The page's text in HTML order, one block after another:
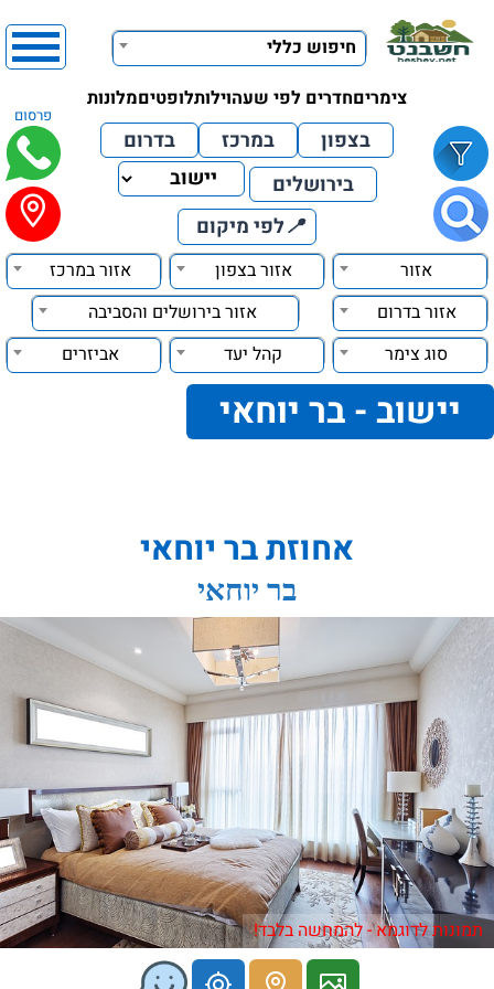
חיפוש כללי
צימריםחדרים לפי שעהוילותלופטיםמלונות
פרסום
בצפון במרכז
בדרום
בירושלים
📍לפי מיקום
אזור אזור בצפון
אזור במרכז
אזור בדרום
אזור בירושלים והסביבה
סוג צימר
קהל יעד אביזרים
יישוב - בר יוחאי
אחוזת בר יוחאי
בר יוחאי
תמונות לדוגמא - להמחשה בלבד!